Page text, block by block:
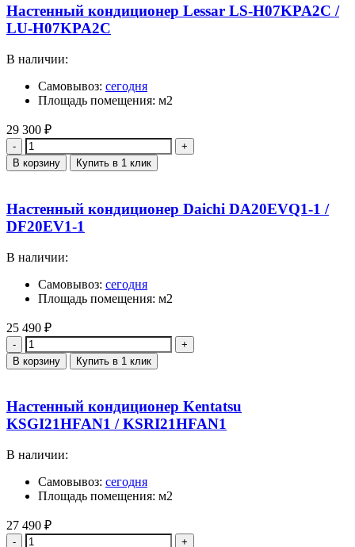
Настенный кондиционер Lessar LS-H07KPA2C /
LU-H07KPA2C
В наличии:
Самовывоз: сегодня
Площадь помещения: м2
29 300 ₽
Количество
В корзину Купить в 1 клик
Настенный кондиционер Daichi DA20EVQ1-1 /
DF20EV1-1
В наличии:
Самовывоз: сегодня
Площадь помещения: м2
25 490 ₽
Количество
В корзину Купить в 1 клик
Настенный кондиционер Kentatsu
KSGI21HFAN1 / KSRI21HFAN1
В наличии:
Самовывоз: сегодня
Площадь помещения: м2
27 490 ₽
Количество